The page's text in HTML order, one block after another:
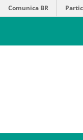
Comunica BR